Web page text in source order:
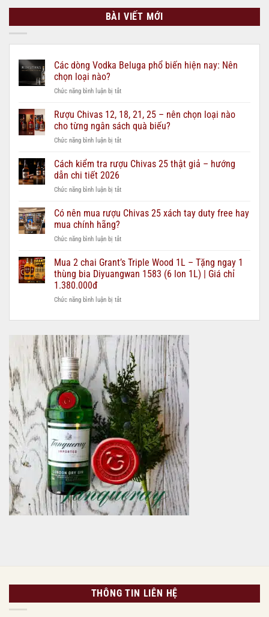
BÀI VIẾT MỚI
Các dòng Vodka Beluga phổ biến hiện nay: Nên
chọn loại nào?
Chức năng bình luận bị tắtở
dòng
Vodka
Beluga
phổ
hiện
chọn
nào?
Rượu Chivas 12, 18, 21, 25 – nên chọn loại nào
cho từng ngân sách quà biếu?
Chức năng bình luận bị tắtở
Chivas
12,
21,
–
loại
cho
từng
quà
Cách kiểm tra rượu Chivas 25 thật giả – hướng
dẫn chi tiết 2026
Chức năng bình luận bị tắtở
kiểm
Chivas
thật
giả
–
dẫn
tiết
Có nên mua rượu Chivas 25 xách tay duty free hay
mua chính hãng?
Chức năng bình luận bị tắtở
nên
rượu
25
tay
free
hay
mua
chính
hãng?
Mua 2 chai Grant’s Triple Wood 1L – Tặng ngay 1
thùng bia Diyuangwan 1583 (6 lon 1L) | Giá chỉ
1.380.000đ
Chức năng bình luận bị tắtở
2
Grant’s
Triple
Wood
1L
–
Tặng
ngay
thùng
bia
Diyuangwan
1583
(6
lon
1L)
|
Giá
chỉ
THÔNG TIN LIÊN HỆ